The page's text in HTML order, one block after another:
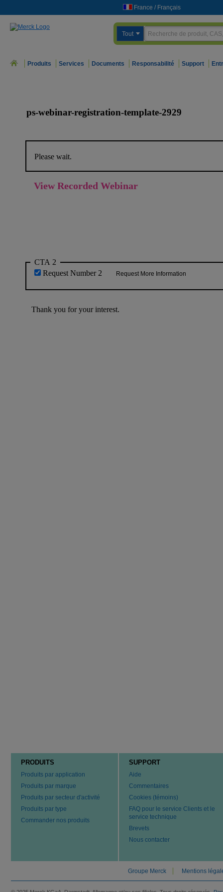
France / Français
Tout
Produits Services Documents Responsabilité Support
PRODUITS
Produits par application
Produits par marque
Produits par secteur d'activité
Produits par type
Commander nos produits
SUPPORT
Aide
Commentaires
Cookies (témoins)
FAQ pour le service Clients et le
service technique
Brevets
Nous contacter
Groupe Merck Mentions